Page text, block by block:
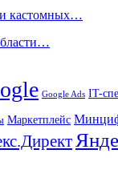
кастомных…
Google Ads IT-
Маркетплейс